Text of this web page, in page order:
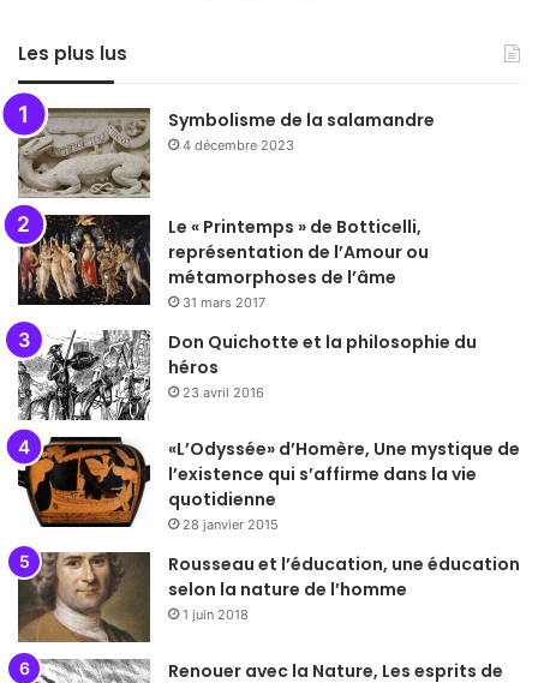
Les plus lus
Symbolisme de la salamandre
4 décembre 2023
Le « Printemps » de Botticelli,
représentation de l’Amour ou
métamorphoses de l’âme
31 mars 2017
Don Quichotte et la philosophie du
héros
23 avril 2016
«L’Odyssée» d’Homère, Une mystique de
l’existence qui s’affirme dans la vie
quotidienne
28 janvier 2015
Rousseau et l’éducation, une éducation
selon la nature de l’homme
1 juin 2018
Renouer avec la Nature, Les esprits de